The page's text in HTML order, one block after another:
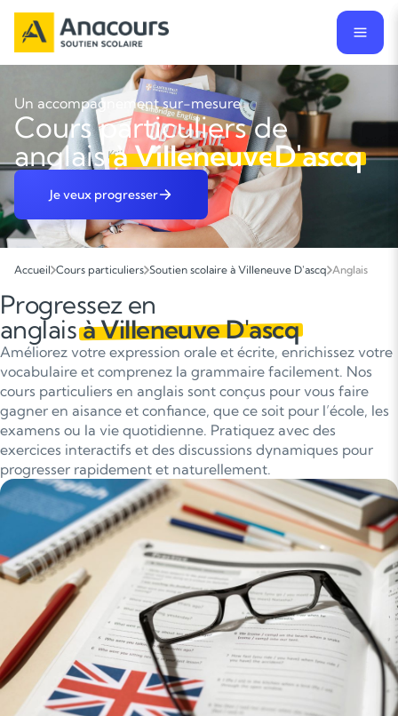
Un accompagnement sur-mesure
Cours particuliers de
anglaisà VilleneuveD'ascq
Je veux progresser
Accueil Cours particuliers Soutien scolaire à Villeneuve D'ascq Anglais
Progressez en
anglaisà Villeneuve D'ascq
Améliorez votre expression orale et écrite, enrichissez votre
vocabulaire et comprenez la grammaire facilement. Nos
cours particuliers en anglais sont conçus pour vous faire
gagner en aisance et confiance, que ce soit pour l’école, les
examens ou la vie quotidienne. Pratiquez avec des
exercices interactifs et des discussions dynamiques pour
progresser rapidement et naturellement.